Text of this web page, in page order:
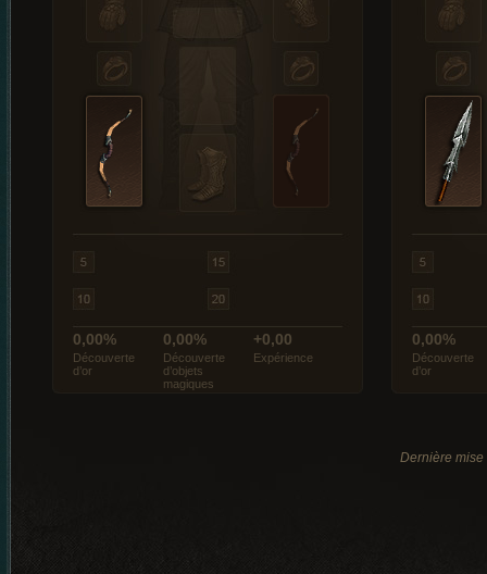
0,00%
Découverte
d’or
0,00%
Découverte
d’objets
magiques
+0,00
Expérience
0,00%
Découverte
d’or
Dernière mise